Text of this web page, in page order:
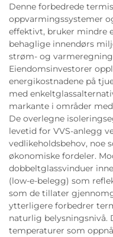
Denne forbedrede
oppvarmingssystemer
effektivt, bruker mindre
behaglige innendørs
strøm- og
Eiendomsinvestorer
energikostnadene på
med
markante i områder
De overlegne
levetid for VVS-anlegg
vedlikeholdsbehov, noe
økonomiske fordeler.
dobbeltglassvinduer
(low-e-belegg) som
som de tillater
ytterligere forbedrer
naturlig belysningsnivå.
temperaturer som